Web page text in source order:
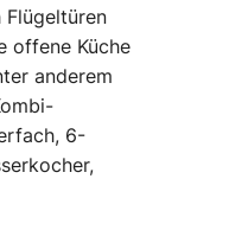
Flügeltüren
offene Küche
anderem
6-